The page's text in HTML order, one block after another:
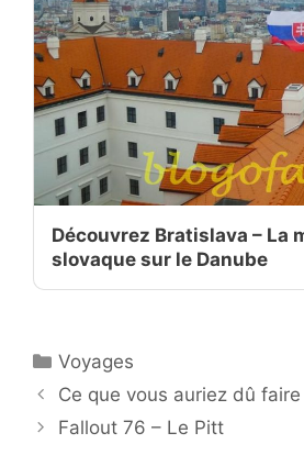
Découvrez Bratislava – La
slovaque sur le Danube
Catégories
Voyages
Ce que vous auriez dû
Fallout 76 – Le Pitt